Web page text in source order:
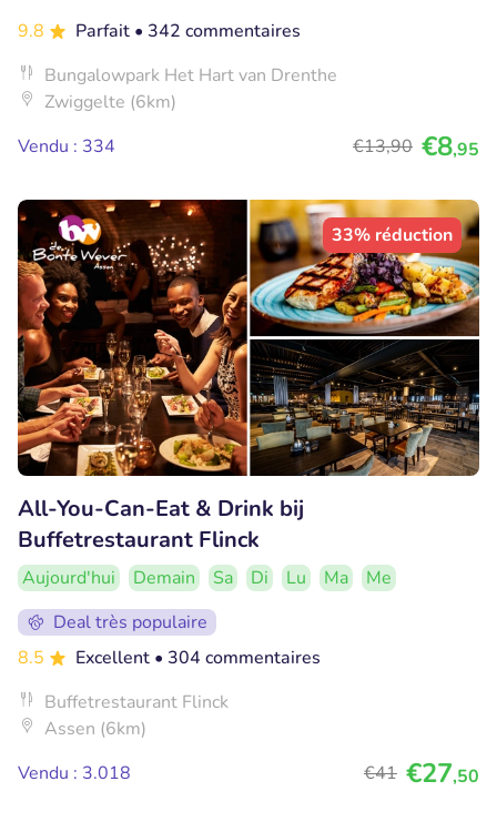
9.8
Parfait • 342 commentaires
Bungalowpark Het Hart van Drenthe
Zwiggelte (6km)
Vendu : 334
€13,90 €8,95
33% réduction
All-You-Can-Eat & Drink bij
Buffetrestaurant Flinck
Aujourd'hui Demain Sa Di Lu Ma
Me
Deal très populaire
8.5
Excellent • 304 commentaires
Buffetrestaurant Flinck
Assen (6km)
Vendu : 3.018
€41 €27,50